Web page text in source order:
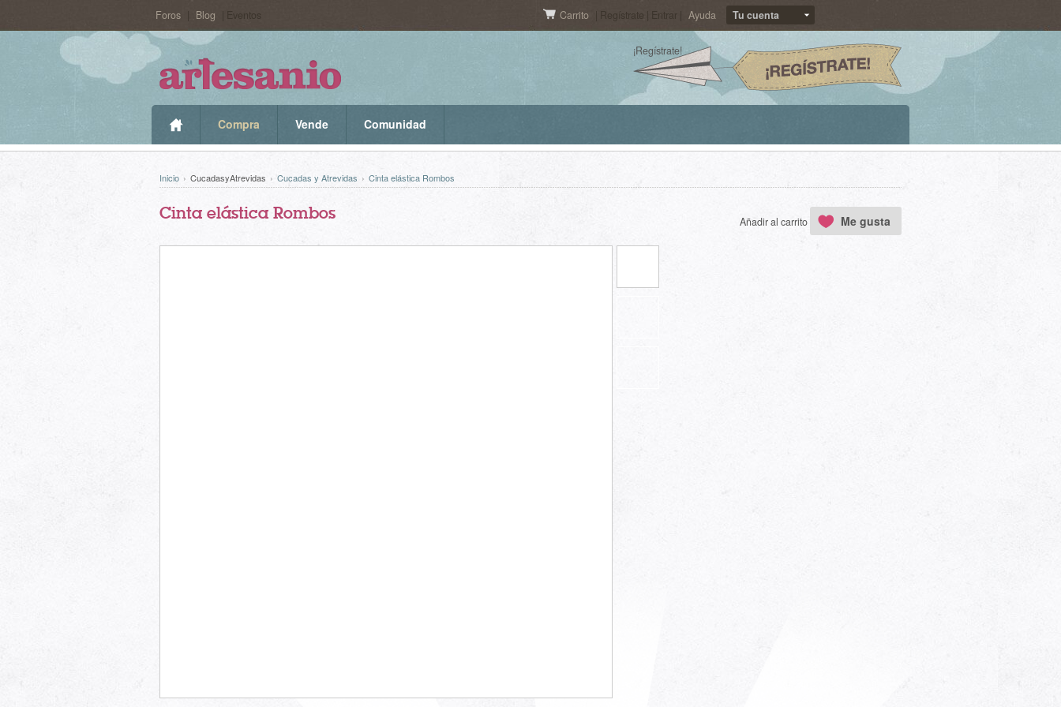
Tu cuenta
Foros Blog | Eventos Carrito | Regístrate | Entrar | Ayuda
¡Regístrate!
Compra Vende Comunidad
Inicio › CucadasyAtrevidas › Cucadas y Atrevidas › Cinta elástica Rombos
Cinta elástica Rombos Añadir al carrito Me gusta